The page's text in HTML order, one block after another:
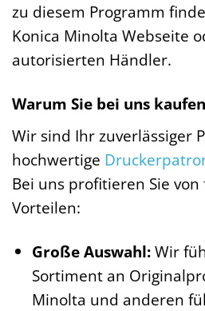
zu diesem Programm
Konica Minolta Webseite
autorisierten Händler.
Warum Sie bei uns
Wir sind Ihr zuverlässiger
hochwertige
Bei uns profitieren Sie
Vorteilen:
Große Auswahl:Wir
Sortiment an
Minolta und anderen